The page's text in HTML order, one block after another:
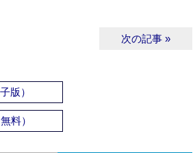
次の記事 »
版）
料）